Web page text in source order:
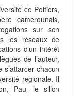
de Poitiers,
camerounais,
sur son
les réseaux de
d’un intérêt
de l’auteur,
chacun
régionale. Il
Pau, le sillon